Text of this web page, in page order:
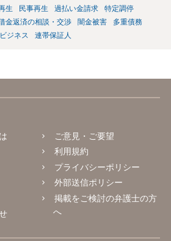
生 民事再生 過払い金請求
特定調停
金返済の相談・交渉 闇金被害
多重債務
ジネス 連帯保証人
ご意見・ご要望
利用規約
プライバシーポリシー
外部送信ポリシー
掲載をご検討の弁護士の方
へ